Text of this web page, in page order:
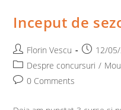
Inceput de
Post
author:
Florin Vescu
Post12/
Post
category:
Despre concursuri /
Post0 Comments